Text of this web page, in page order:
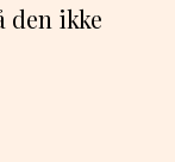
den ikke